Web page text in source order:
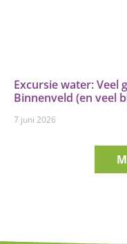
Excursie water: Veel
Binnenveld (en veel
7 juni 2026